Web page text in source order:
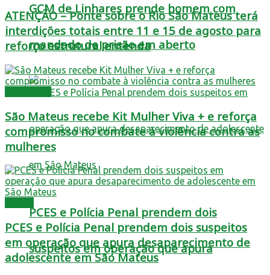
GCM de Linhares prende homem com
mandado de prisão em aberto
PCES e Polícia Penal prendem dois
suspeitos em operação que apura
ATENÇÃO – Ponte sobre o Rio São Mateus terá
interdições totais entre 11 e 15 de agosto para
reforço estrutural;entenda
São Mateus recebe Kit Mulher Viva + e reforça
compromisso no combate à violência contra as
mulheres
PCES e Polícia Penal prendem dois suspeitos
em operação que apura desaparecimento de
adolescente em São Mateus